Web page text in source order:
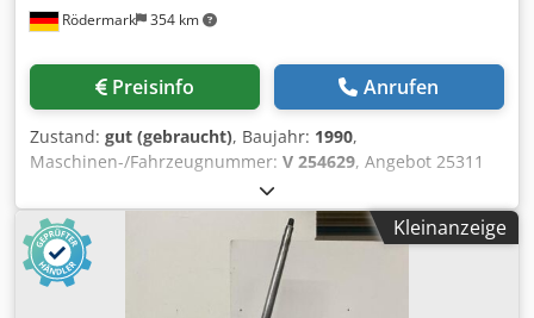
Rödermark 354 km
Preisinfo Anrufen
Zustand: gut (gebraucht), Baujahr: 1990,
Maschinen-/Fahrzeugnummer: V 254629, Angebot 25311
Technische Daten: - Schnittlänge 250 mm - Schnittwinkel
90 ° - Schnittstärke - Normalstahl bis 4 mm - Edelstahl bis
3 mm - Aluminium bis 5 mm - Hubzahl bis ca. 55 /min -
Tischgröße B 800 x T 800 mm - Arbeitshöhe ca. 940 mm -
Anschläge stufenlos in Länge und Gradzahl verstellbar -
Antrieb 400 V / 4 kW - Ölfüllung 50 l - E - Fußtaster
Kleinanzeige